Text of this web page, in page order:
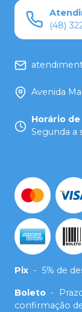
(48)
Avenida
Horário
Segunda a
Pix - 5% de
Boleto -
confirmação